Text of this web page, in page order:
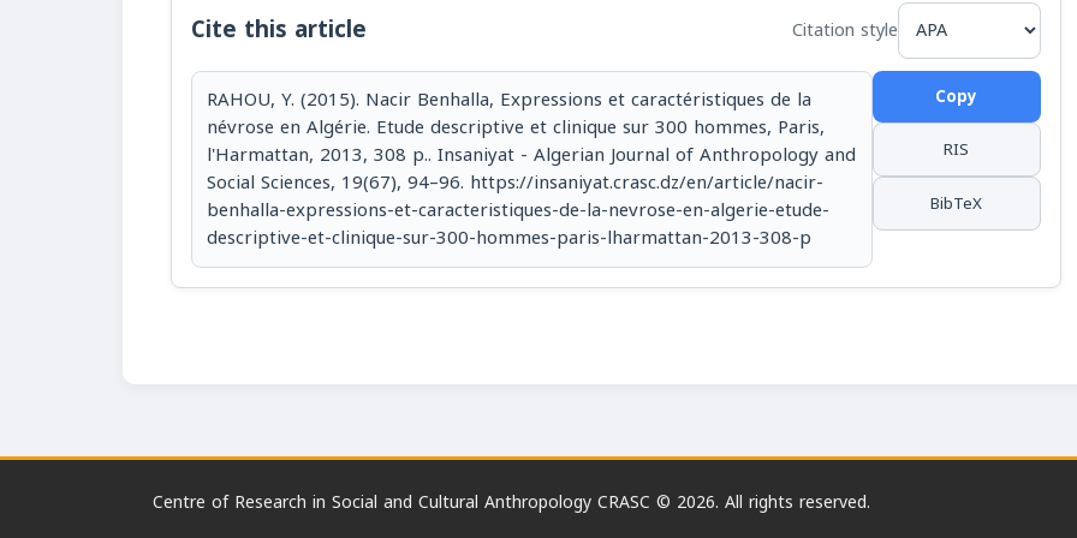
Cite this article Citation style
RAHOU, Y. (2015). Nacir Benhalla, Expressions et caractéristiques de la
névrose en Algérie. Etude descriptive et clinique sur 300 hommes, Paris,
l'Harmattan, 2013, 308 p.. Insaniyat - Algerian Journal of Anthropology and
Social Sciences, 19(67), 94–96. https://insaniyat.crasc.dz/en/article/nacir-
benhalla-expressions-et-caracteristiques-de-la-nevrose-en-algerie-etude-
descriptive-et-clinique-sur-300-hommes-paris-lharmattan-2013-308-p
Copy
RIS
BibTeX
Centre of Research in Social and Cultural Anthropology CRASC © 2026. All rights reserved.